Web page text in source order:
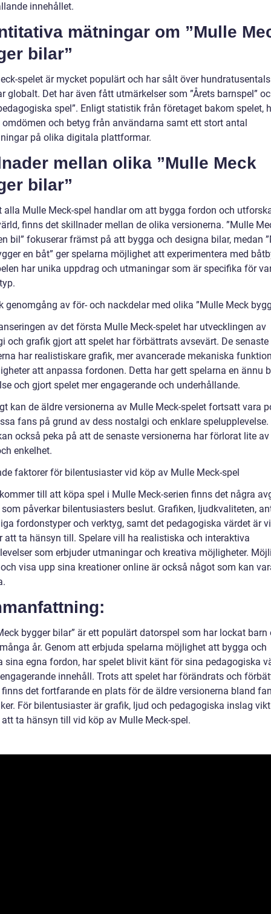
innehållet.
mätningar om ”Mulle
bilar”
spelet är mycket populärt och har sålt över hundratusentals
globalt. Det har även fått utmärkelser som ”Årets barnspel”
spel”. Enligt statistik från företaget bakom spelet,
och betyg från användarna samt ett stort antal
på olika digitala plattformar.
mellan olika ”Mulle Meck
bilar”
alla Mulle Meck-spel handlar om att bygga fordon och
finns det skillnader mellan de olika versionerna. ”Mulle
bil” fokuserar främst på att bygga och designa bilar, medan
en båt” ger spelarna möjlighet att experimentera med
har unika uppdrag och utmaningar som är specifika för
genomgång av för- och nackdelar med olika ”Mulle Meck
av det första Mulle Meck-spelet har utvecklingen av
och grafik gjort att spelet har förbättrats avsevärt. De senaste
har realistiskare grafik, mer avancerade mekaniska
att anpassa fordonen. Detta har gett spelarna en ännu
och gjort spelet mer engagerande och underhållande.
kan de äldre versionerna av Mulle Meck-spelet fortsatt vara
fans på grund av dess nostalgi och enklare spelupplevelse.
också peka på att de senaste versionerna har förlorat lite
enkelhet.
faktorer för bilentusiaster vid köp av Mulle Meck-spel
till att köpa spel i Mulle Meck-serien finns det några
påverkar bilentusiasters beslut. Grafiken, ljudkvaliteten,
fordonstyper och verktyg, samt det pedagogiska värdet är
att ta hänsyn till. Spelare vill ha realistiska och interaktiva
som erbjuder utmaningar och kreativa möjligheter.
visa upp sina kreationer online är också något som kan
bygger bilar” är ett populärt datorspel som har lockat barn
år. Genom att erbjuda spelarna möjlighet att bygga och
sina egna fordon, har spelet blivit känt för sina pedagogiska
innehåll. Trots att spelet har förändrats och
finns det fortfarande en plats för de äldre versionerna bland
För bilentusiaster är grafik, ljud och pedagogiska inslag
ta hänsyn till vid köp av Mulle Meck-spel.